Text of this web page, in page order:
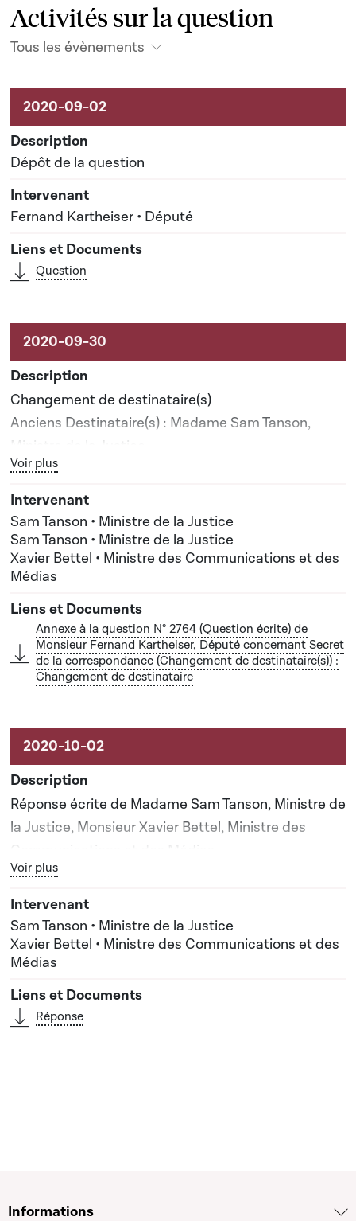
Activités sur la question
Tous les évènements
Activités liées au dossier
Dépôt de la question
Fernand Kartheiser • Député
Question
Changement de destinataire(s)
Anciens Destinataire(s) : Madame Sam Tanson,
Ministre de la Justice
Nouveau(x) destinataire(s) : Madame Sam Tanson,
Ministre de la Justice; Monsieur Xavier Bettel,
Ministre des Communications et des Médias
Bouton graphique servant à afficher ou cacher tous les
Voir plus
Sam Tanson • Ministre de la Justice
Sam Tanson • Ministre de la Justice
Xavier Bettel • Ministre des Communications et des
Médias
Annexe à la question N° 2764 (Question écrite) de
Monsieur Fernand Kartheiser, Député concernant Secret
de la correspondance (Changement de destinataire(s)) :
Changement de destinataire
Réponse écrite de Madame Sam Tanson, Ministre de
la Justice, Monsieur Xavier Bettel, Ministre des
Communications et des Médias
Bouton graphique servant à afficher ou cacher tous les
Voir plus
Sam Tanson • Ministre de la Justice
Xavier Bettel • Ministre des Communications et des
Médias
Réponse
Informations